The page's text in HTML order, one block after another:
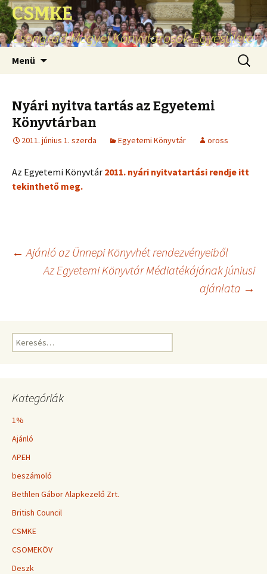
CSMKE
Csongrád Megyei Könyvtárosok Egyesülete
Menü
Nyári nyitva tartás az Egyetemi
Könyvtárban
2011. június 1. szerda Egyetemi Könyvtár oross
Az Egyetemi Könyvtár 2011. nyári nyitvatartási rendje itt
tekinthető meg.
Bejegyzés
← Ajánló az Ünnepi Könyvhét rendezvényeiből
Az Egyetemi Könyvtár Médiatékájának júniusi
ajánlata →
Keresés:
Kategóriák
1%
Ajánló
APEH
beszámoló
Bethlen Gábor Alapkezelő Zrt.
British Council
CSMKE
CSOMEKÖV
Deszk